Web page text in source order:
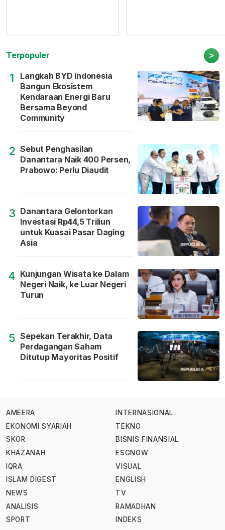
Terpopuler >
1
Langkah BYD Indonesia
Bangun Ekosistem
Kendaraan Energi Baru
Bersama Beyond
Community
2 Sebut Penghasilan
Danantara Naik 400 Persen,
Prabowo: Perlu Diaudit
3 Danantara Gelontorkan
Investasi Rp44,5 Triliun
untuk Kuasai Pasar Daging
Asia
4 Kunjungan Wisata ke Dalam
Negeri Naik, ke Luar Negeri
Turun
5 Sepekan Terakhir, Data
Perdagangan Saham
Ditutup Mayoritas Positif
AMEERA
EKONOMI SYARIAH
SKOR
KHAZANAH
IQRA
ISLAM DIGEST
NEWS
ANALISIS
SPORT
INTERNASIONAL
TEKNO
BISNIS FINANSIAL
ESGNOW
VISUAL
ENGLISH
TV
RAMADHAN
INDEKS